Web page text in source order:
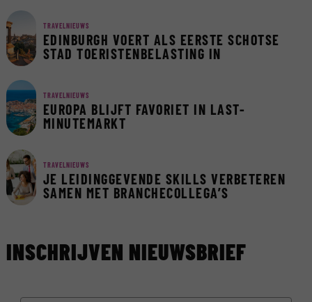
TRAVELNIEUWS
EDINBURGH VOERT ALS EERSTE SCHOTSE
STAD TOERISTENBELASTING IN
TRAVELNIEUWS
EUROPA BLIJFT FAVORIET IN LAST-
MINUTEMARKT
TRAVELNIEUWS
JE LEIDINGGEVENDE SKILLS VERBETEREN
SAMEN MET BRANCHECOLLEGA’S
INSCHRIJVEN NIEUWSBRIEF